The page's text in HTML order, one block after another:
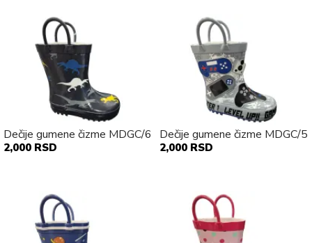
Dečije gumene čizme MDGC/6
2,000 RSD
Dečije gumene čizme MDGC/5
2,000 RSD